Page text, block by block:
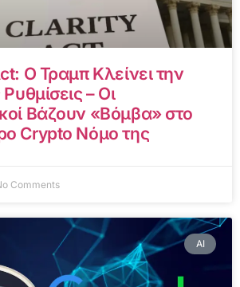
Ο Τραμπ Κλείνει την
– Οι
Βάζουν «Βόμβα» στο
Crypto Νόμο της
Comments
AI